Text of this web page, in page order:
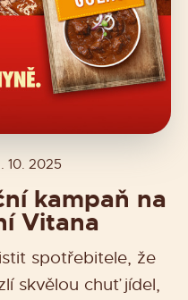
10. 2025
kampaň na
Vitana
spotřebitele, že
skvělou chuť jídel,